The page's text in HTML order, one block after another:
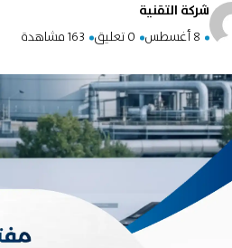
شركة التقنية
8 أغسطس
0 تعليق 163 مشاهدة